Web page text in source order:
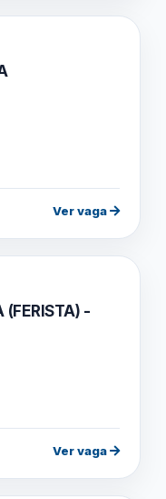
Ver vaga
(FERISTA) -
Ver vaga